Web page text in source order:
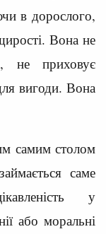
в дорослого,
Вона не
не приховує
вигоди. Вона
самим столом
саме
у
або моральні